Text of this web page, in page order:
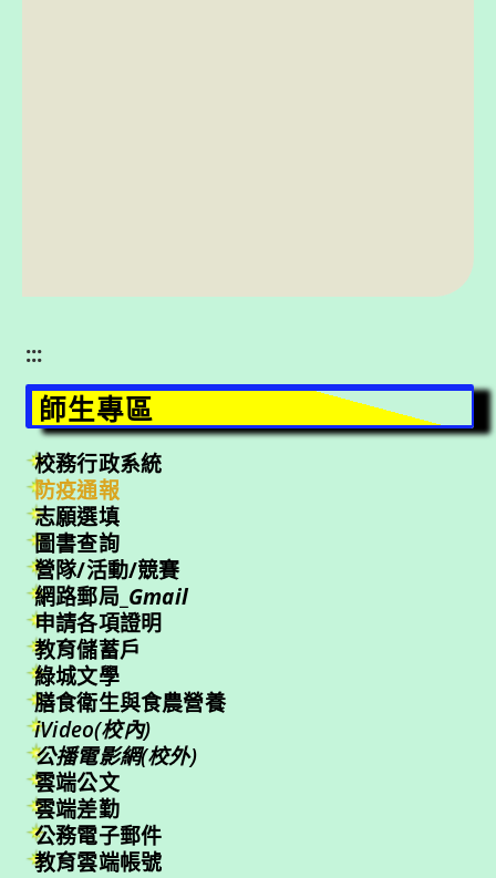
:::
師生專區
校務行政系統
防疫通報
志願選填
圖書查詢
營隊/活動/競賽
網路郵局_ Gmail
申請各項證明
教育儲蓄戶
綠城文學
膳食衛生與食農營養
iVideo(校內)
公播電影網(校外)
雲端公文
雲端差勤
公務電子郵件
教育雲端帳號